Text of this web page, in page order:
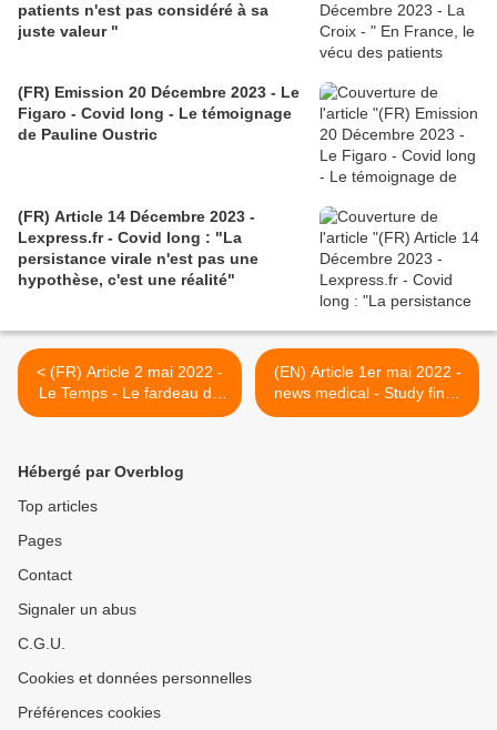
patients n'est pas considéré à sa
juste valeur "
(FR) Emission 20 Décembre 2023 - Le
Figaro - Covid long - Le témoignage
de Pauline Oustric
(FR) Article 14 Décembre 2023 -
Lexpress.fr - Covid long : "La
persistance virale n'est pas une
hypothèse, c'est une réalité"
< (FR) Article 2 mai 2022 -
Le Temps - Le fardeau du
covid long au féminin
(EN) Article 1er mai 2022 -
news medical - Study finds
67% of individuals with long
Hébergé par Overblog
Top articles
Pages
Contact
Signaler un abus
C.G.U.
Cookies et données personnelles
Préférences cookies